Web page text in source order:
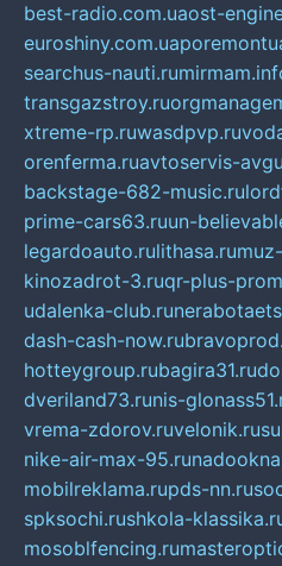
best-radio.com.uaost-
euroshiny.com.ua
searchus-nauti.ru
transgazstroy.ru
xtreme-rp.ruwasdpvp.ru
orenferma.ruavtoservis-
backstage-682-music.ru
prime-cars63.ruun-
legardoauto.rulithasa.ru
kinozadrot-3.ruqr-plus-
udalenka-club.ru
dash-cash-now.ru
hotteygroup.rubagira31.ru
dveriland73.runis-
vrema-zdorov.ruvelonik.ru
nike-air-max-95.ru
mobilreklama.rupds-nn.ru
spksochi.rushkola-
mosoblfencing.ru